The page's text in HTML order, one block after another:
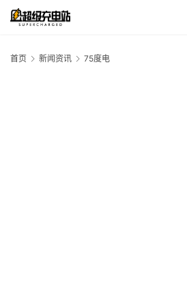
首页 新闻资讯 75度电